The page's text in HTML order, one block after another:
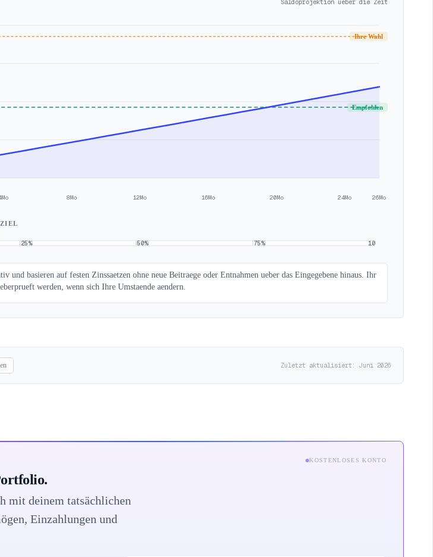
Saldoprojektion ueber die Zeit
Empfohlen
Ihre Wahl
8Mo 12Mo 16Mo 20Mo 24Mo 26Mo
25% 50% 75% 100
und basieren auf festen Zinssaetzen ohne neue Beitraege oder Entnahmen ueber das Eingegebene hinaus. Ihr
werden, wenn sich Ihre Umstaende aendern.
Zuletzt aktualisiert: Juni 2026
KOSTENLOSES KONTO
mit deinem tatsächlichen
Einzahlungen und